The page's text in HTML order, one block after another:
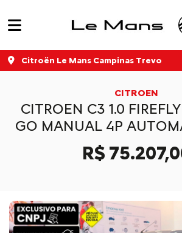
Citroën Le Mans Campinas Trevo
CITROEN
CITROEN C3 1.0
GO MANUAL 4P
R$